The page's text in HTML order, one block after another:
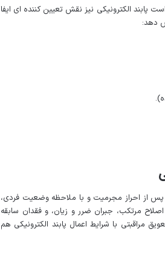
پابند الکترونیکی نیز نقش تعیین کننده ای ایفا
دهد:
از احراز مجرمیت و با ملاحظه وضعیت فردی،
مرتکب، جبران ضرر و زیان، و فقدان سابقه
مراقبتی با شرایط اعمال پابند الکترونیکی هم